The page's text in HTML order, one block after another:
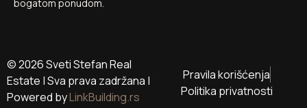
bogatom ponudom.
© 2026 Sveti Stefan Real
Estate | Sva prava zadržana |
Powered byLinkBuilding.rs
Pravila korišćenja
Politika privatnosti